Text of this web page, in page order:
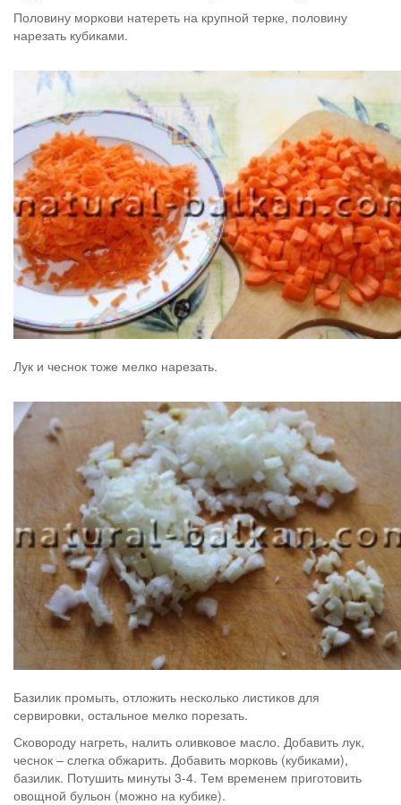
Половину моркови натереть на крупной терке, половину
нарезать кубиками.
Лук и чеснок тоже мелко нарезать.
Базилик промыть, отложить несколько листиков для
сервировки, остальное мелко порезать.
Сковороду нагреть, налить оливковое масло. Добавить лук,
чеснок – слегка обжарить. Добавить морковь (кубиками),
базилик. Потушить минуты 3-4. Тем временем приготовить
овощной бульон (можно на кубике).